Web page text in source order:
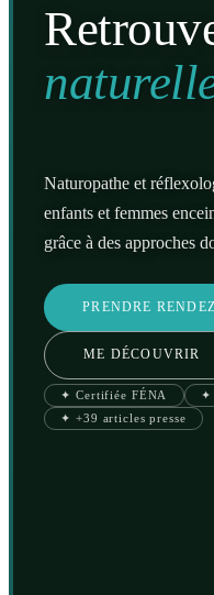
Naturopathe et
enfants et femmes
grâce à des approches
PRENDRE
ME DÉCOUVRIR
✦ Certifiée FÉNA
✦
✦ +39 articles presse